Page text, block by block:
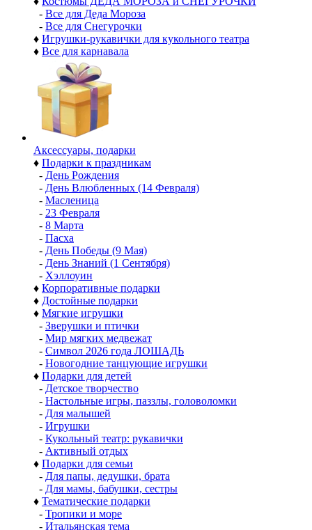
- Все для Деда Мороза
- Все для Снегурочки
♦ Игрушки-рукавички для кукольного театра
♦ Все для карнавала
Аксессуары, подарки
♦ Подарки к праздникам
- День Рождения
- День Влюбленных (14 Февраля)
- Масленица
- 23 Февраля
- 8 Марта
- Пасха
- День Победы (9 Мая)
- День Знаний (1 Сентября)
- Хэллоуин
♦ Корпоративные подарки
♦ Достойные подарки
♦ Мягкие игрушки
- Зверушки и птички
- Мир мягких медвежат
- Символ 2026 года ЛОШАДЬ
- Новогодние танцующие игрушки
♦ Подарки для детей
- Детское творчество
- Настольные игры, паззлы, головоломки
- Для малышей
- Игрушки
- Кукольный театр: рукавички
- Активный отдых
♦ Подарки для семьи
- Для папы, дедушки, брата
- Для мамы, бабушки, сестры
♦ Тематические подарки
- Тропики и море
- Итальянская тема